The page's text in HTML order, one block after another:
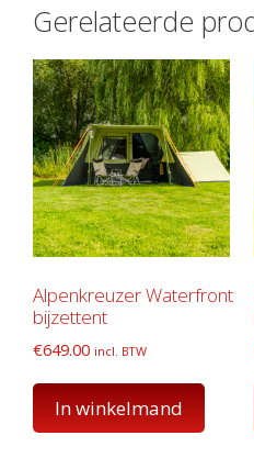
Gerelateerde
Alpenkreuzer Waterfront
bijzettent
€649.00 incl. BTW
In winkelmand